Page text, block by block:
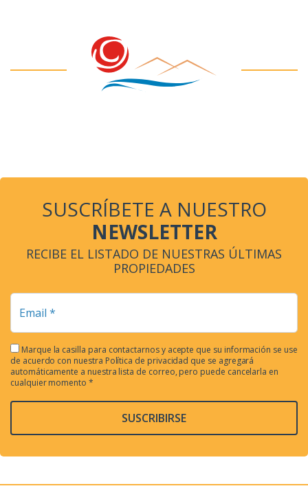
SUSCRÍBETE A NUESTRO
NEWSLETTER
RECIBE EL LISTADO DE NUESTRAS ÚLTIMAS
PROPIEDADES
Marque la casilla para contactarnos y acepte que su información se use
de acuerdo con nuestra Política de privacidad que se agregará
automáticamente a nuestra lista de correo, pero puede cancelarla en
cualquier momento *
SUSCRIBIRSE